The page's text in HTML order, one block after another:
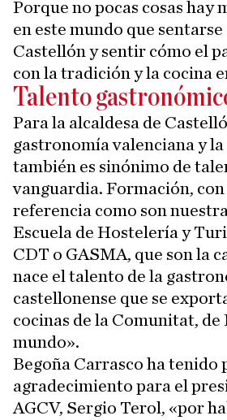
Porque no pocas cosas hay
en este mundo que sentarse
Castellón y sentir cómo el
con la tradición y la cocina
Talento
Para la alcaldesa de
gastronomía valenciana y
también es sinónimo de
vanguardia. Formación,
referencia como son
Escuela de Hostelería y
CDT o GASMA, que son la
nace el talento de la
castellonense que se
cocinas de la Comunitat, de
mundo».
Begoña Carrasco ha tenido
agradecimiento para el
AGCV, Sergio Terol, «por